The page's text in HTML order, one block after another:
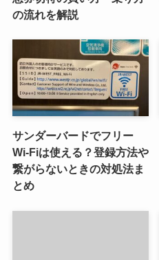
の流れを解説
サンダーバードでフリー
Wi-Fiは使える？登録方法や
繋がらないときの対処法ま
とめ